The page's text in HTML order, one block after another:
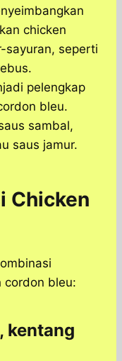
chicken
sayuran, seperti
pelengkap
bleu.
sambal,
saus jamur.
Chicken
cordon bleu:
kentang